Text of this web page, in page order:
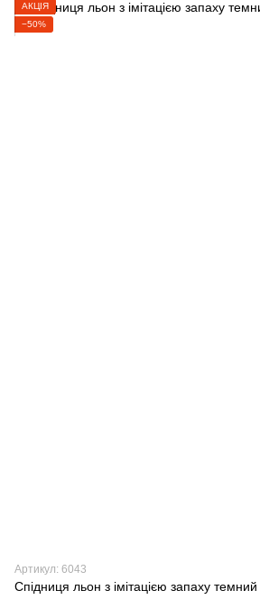
АКЦІЯ
−50%
Артикул: 6043
Спідниця льон з імітацією запаху